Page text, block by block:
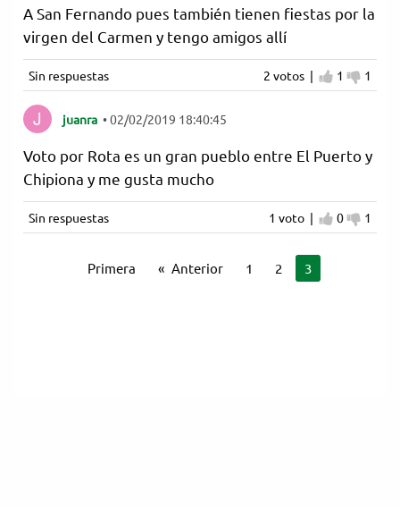
A San Fernando pues también tienen fiestas por la
virgen del Carmen y tengo amigos allí
2 votos | Estoy
1 No
1
Sin respuestas
juanra •02/02/2019 18:40:45
Voto por Rota es un gran pueblo entre El Puerto y
Chipiona y me gusta mucho
1 voto | Estoy de
0 No
1
Sin respuestas
Primera Anterior 1 2 Estás en la
3